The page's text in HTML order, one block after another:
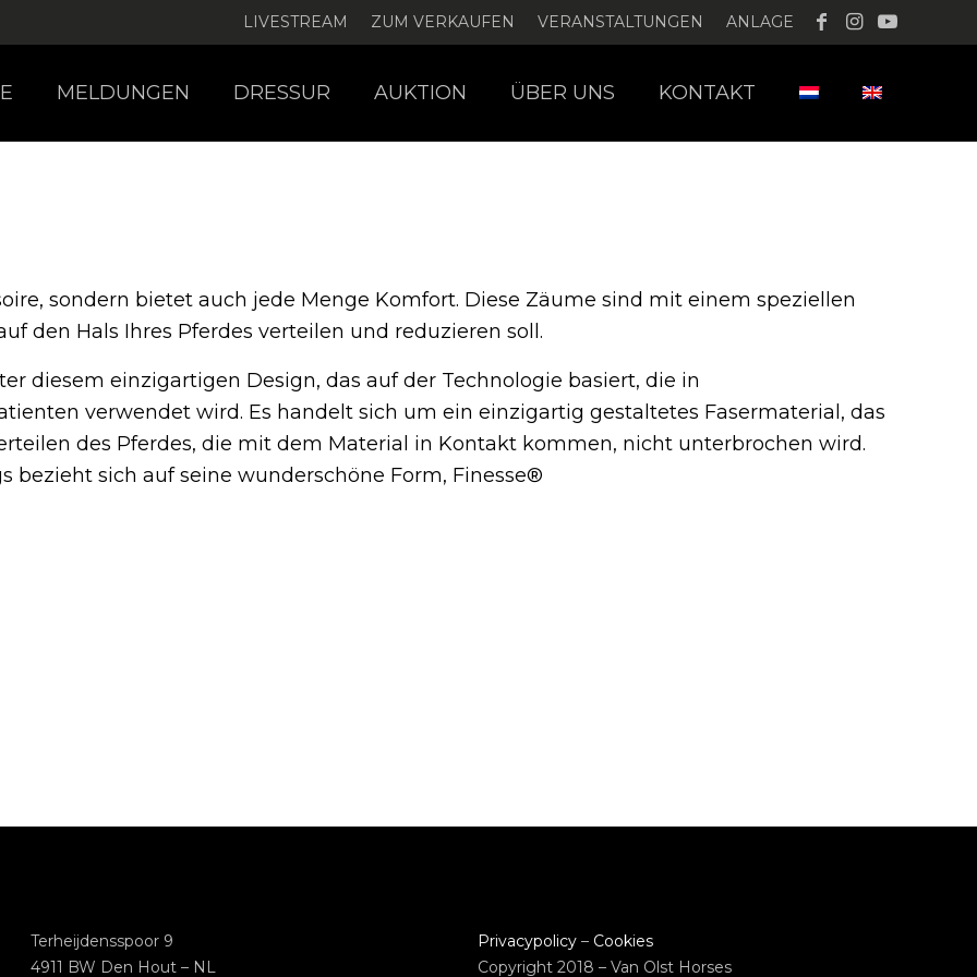
LIVESTREAM ZUM VERKAUFEN VERANSTALTUNGEN ANLAGE
MELDUNGEN DRESSUR AUKTION ÜBER UNS KONTAKT
sondern bietet auch jede Menge Komfort. Diese Zäume sind mit einem speziellen
den Hals Ihres Pferdes verteilen und reduzieren soll.
diesem einzigartigen Design, das auf der Technologie basiert, die in
verwendet wird. Es handelt sich um ein einzigartig gestaltetes Fasermaterial, das
des Pferdes, die mit dem Material in Kontakt kommen, nicht unterbrochen wird.
bezieht sich auf seine wunderschöne Form, Finesse®
Terheijdensspoor 9
4911 BW Den Hout – NL
Privacypolicy– Cookies
Copyright 2018 – Van Olst Horses